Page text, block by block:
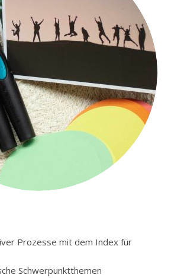
Prozesse mit dem Index für
Schwerpunktthemen